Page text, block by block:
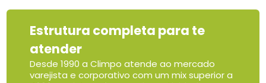
Estrutura completa para te
atender
Desde 1990 a Climpo atende ao mercado
varejista e corporativo com um mix superior a